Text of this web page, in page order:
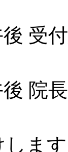
受
院
しま